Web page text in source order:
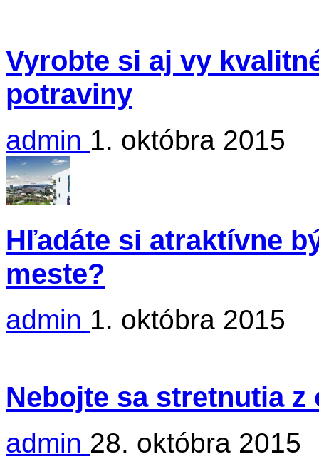
Vyrobte si aj vy
potraviny
admin 1. októbra 2015
Hľadáte si atraktívne
meste?
admin 1. októbra 2015
Nebojte sa stretnutia z
admin 28. októbra 2015